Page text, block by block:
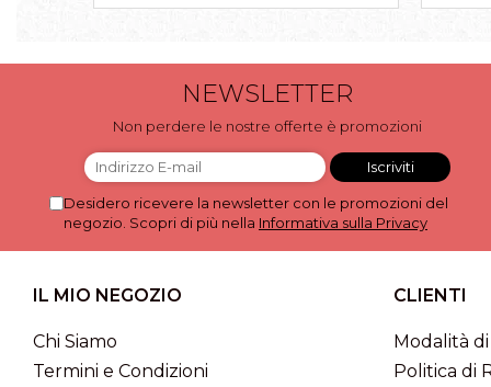
NEWSLETTER
Non perdere le nostre offerte è promozioni
Desidero ricevere la newsletter con le promozioni del
negozio. Scopri di più nella Informativa sulla Privacy
IL MIO NEGOZIO
Chi Siamo
Termini e Condizioni
CLIENTI
Modalità
Politica di